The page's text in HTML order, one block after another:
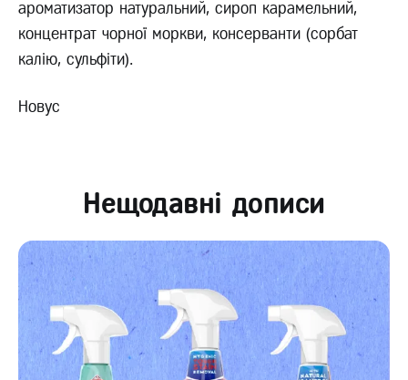
ароматизатор натуральний, сироп карамельний,
концентрат чорної моркви, консерванти (сорбат
калію, сульфіти).
Новус
Нещодавні дописи